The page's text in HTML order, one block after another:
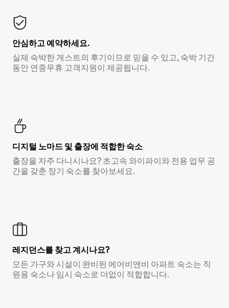
안심하고 예약하세요.
실제 숙박한 게스트의 후기이므로 믿을 수 있고, 숙박 기간
동안 연중무휴 고객지원이 제공됩니다.
디지털 노마드 및 출장에 적합한 숙소
출장을 자주 다니시나요? 초고속 와이파이와 전용 업무 공
간을 갖춘 장기 숙소를 찾아보세요.
레지던스를 찾고 계시나요?
모든 가구와 시설이 완비된 에어비앤비 아파트 숙소는 직
원용 숙소나 임시 숙소로 더없이 적합합니다.